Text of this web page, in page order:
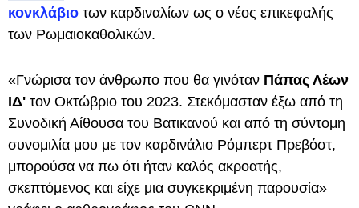
κονκλάβιο των καρδιναλίων ως ο νέος επικεφαλής
των Ρωμαιοκαθολικών.
«Γνώρισα τον άνθρωπο που θα γινόταν Πάπας Λέων
ΙΔ' τον Οκτώβριο του 2023. Στεκόμασταν έξω από τη
Συνοδική Αίθουσα του Βατικανού και από τη σύντομη
συνομιλία μου με τον καρδινάλιο Ρόμπερτ Πρεβόστ,
μπορούσα να πω ότι ήταν καλός ακροατής,
σκεπτόμενος και είχε μια συγκεκριμένη παρουσία»